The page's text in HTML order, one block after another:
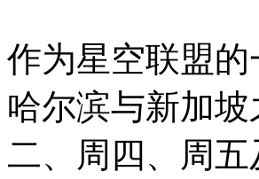
作为星空联盟
哈尔滨与新加
二、周四、周